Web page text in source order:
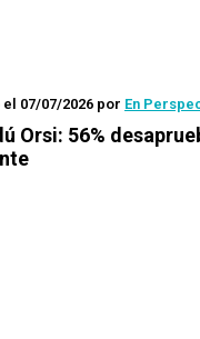
07/07/2026 por En
Orsi: 56%